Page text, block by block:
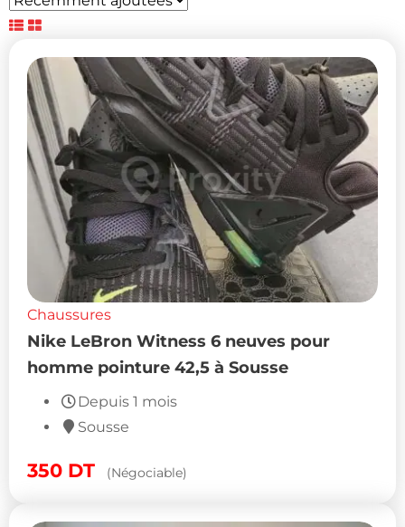
Chaussures
Nike LeBron Witness 6 neuves pour
homme pointure 42,5 à Sousse
Depuis 1 mois
Sousse
350 DT (Négociable)